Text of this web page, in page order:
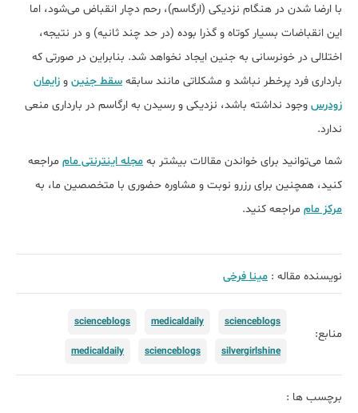
با ارضا شدن در هنگام نزدیکی (ارگاسم)، رحم دچار انقباض می‌شود، اما
این انقباضات بسیار کوتاه و گذرا بوده (در حد چند ثانیه) و در نتیجه،
اختلالی در خونرسانی به جنین ایجاد نخواهد شد. بنابراین در صورتی که
بارداری فرد پرخطر نباشد و مشکلاتی مانند سابقه سقط جنین و زایمان
زودرس وجود نداشته باشد، نزدیکی و رسیدن به ارگاسم در بارداری منعی
ندارد.
شما می‌توانید برای خواندن مقالات بیشتر به مجله اینترنتی مام مراجعه
کنید، همچنین برای رزرو نوبت و مشاوره حضوری با متخصصین ما، به
مرکز مام مراجعه کنید.
نویسنده مقاله : مینا فرخی
منابع:
scienceblogs
medicaldaily
scienceblogs
silvergirlshine
scienceblogs
medicaldaily
برچسب ها :